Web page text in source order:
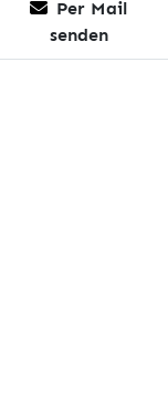
Per Mail
senden